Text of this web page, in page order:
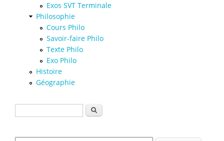
Exos SVT Terminale
Philosophie
Cours Philo
Savoir-faire Philo
Texte Philo
Exo Philo
Histoire
Géographie
Formulaire de recherche
Rechercher